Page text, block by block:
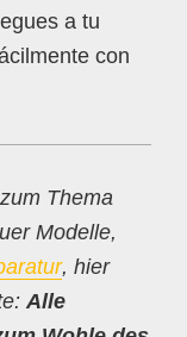
a tu
con
Thema
Modelle,
, hier
Alle